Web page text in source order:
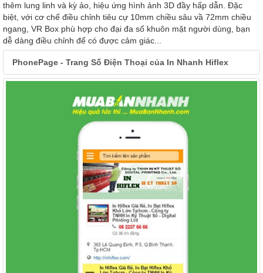
thêm lung linh và kỳ ảo, hiệu ứng hình ảnh 3D đầy hấp dẫn. Đặc
biệt, với cơ chế điều chỉnh tiêu cự 10mm chiều sâu vầ 72mm chiều
ngang, VR Box phù hợp cho đại đa số khuôn mặt người dùng, bạn
dễ dàng điều chỉnh để có được cảm giác...
PhonePage - Trang Số Điện Thoại của In Nhanh Hiflex